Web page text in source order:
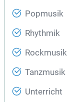
Popmusik
Rhythmik
Rockmusik
Tanzmusik
Unterricht